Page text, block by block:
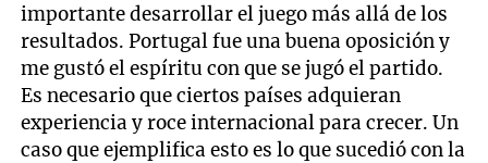
importante desarrollar el juego más allá de los
resultados. Portugal fue una buena oposición y
me gustó el espíritu con que se jugó el partido.
Es necesario que ciertos países adquieran
experiencia y roce internacional para crecer. Un
caso que ejemplifica esto es lo que sucedió con la